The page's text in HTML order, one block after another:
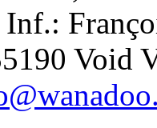
Void